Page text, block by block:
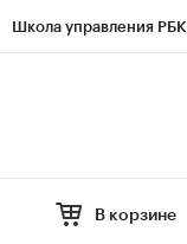
Школа управления РБК
В корзине